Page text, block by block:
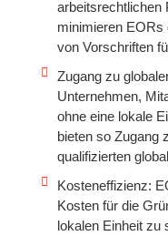
arbeitsrechtlichen
minimieren EORs
von Vorschriften
Zugang zu
Unternehmen,
ohne eine lokale
bieten so Zugang
qualifizierten
Kosteneffizienz:
Kosten für die
lokalen Einheit zu